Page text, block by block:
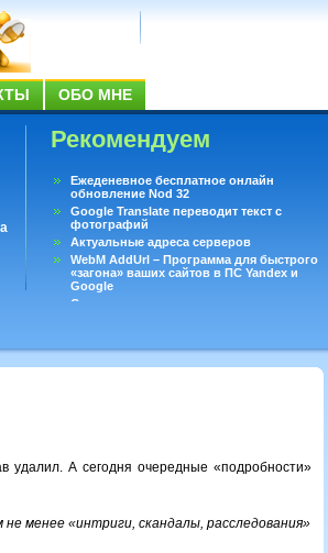
ОБО МНЕ
Рекомендуем
Ежеденевное бесплатное онлайн
обновление Nod 32
Google Translate переводит текст с
фотографий
Актуальные адреса серверов
WebM AddUrl – Программа для быстрого
«загона» ваших сайтов в ПС Yandex и
Google
Существует вопросы, на которые не может
удалил. А сегодня очередные «подробности»
менее «интриги, скандалы, расследования»